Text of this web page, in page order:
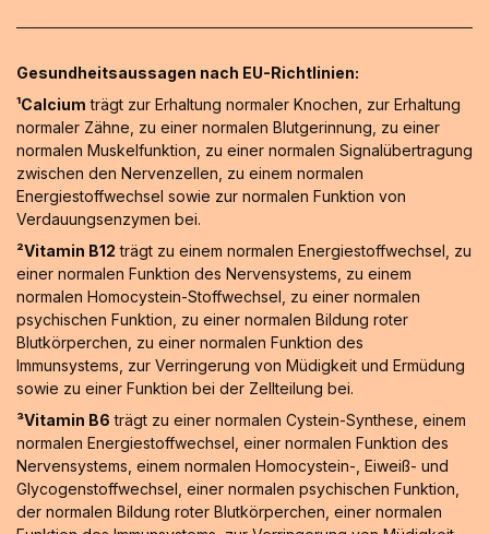
Gesundheitsaussagen nach EU-Richtlinien:
¹Calcium trägt zur Erhaltung normaler Knochen, zur Erhaltung
normaler Zähne, zu einer normalen Blutgerinnung, zu einer
normalen Muskelfunktion, zu einer normalen Signalübertragung
zwischen den Nervenzellen, zu einem normalen
Energiestoffwechsel sowie zur normalen Funktion von
Verdauungsenzymen bei.
²Vitamin B12 trägt zu einem normalen Energiestoffwechsel, zu
einer normalen Funktion des Nervensystems, zu einem
normalen Homocystein-Stoffwechsel, zu einer normalen
psychischen Funktion, zu einer normalen Bildung roter
Blutkörperchen, zu einer normalen Funktion des
Immunsystems, zur Verringerung von Müdigkeit und Ermüdung
sowie zu einer Funktion bei der Zellteilung bei.
³Vitamin B6 trägt zu einer normalen Cystein-Synthese, einem
normalen Energiestoffwechsel, einer normalen Funktion des
Nervensystems, einem normalen Homocystein-, Eiweiß- und
Glycogenstoffwechsel, einer normalen psychischen Funktion,
der normalen Bildung roter Blutkörperchen, einer normalen